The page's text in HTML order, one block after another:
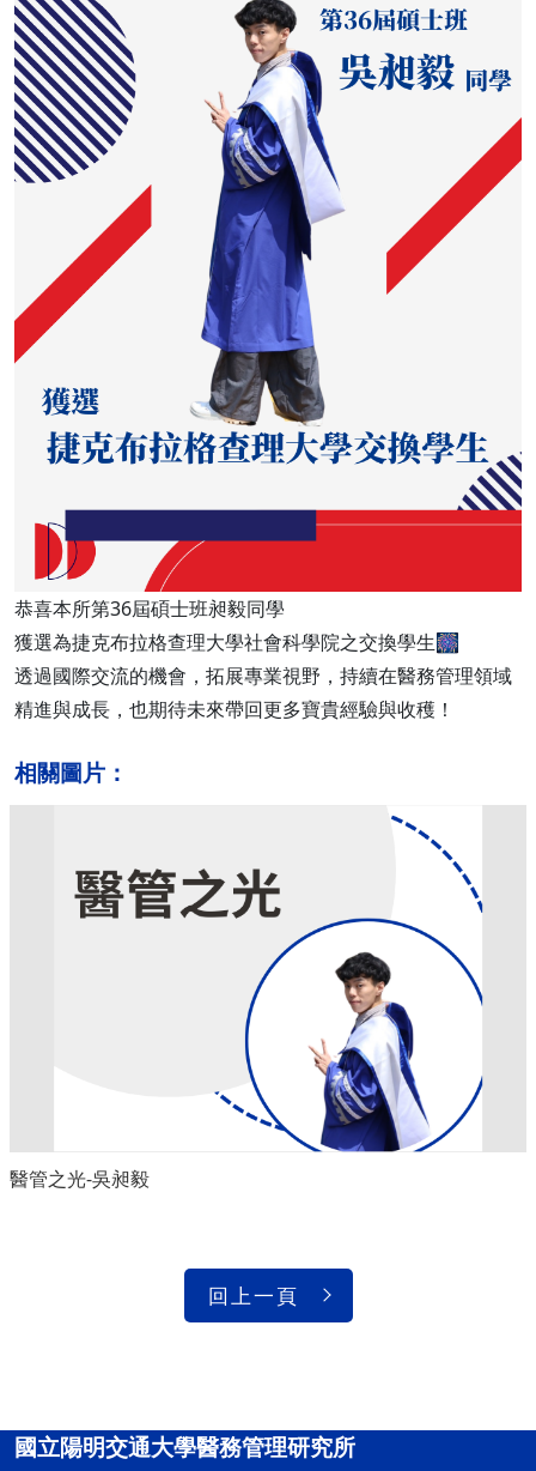
恭喜本所第36屆碩士班昶毅同學
獲選為捷克布拉格查理大學社會科學院之交換學生🎆
透過國際交流的機會，拓展專業視野，持續在醫務管理領域
精進與成長，也期待未來帶回更多寶貴經驗與收穫！
相關圖片：
醫管之光-吳昶毅
回上一頁
國立陽明交通大學醫務管理研究所